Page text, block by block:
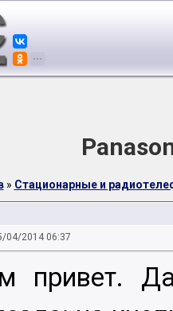
» Стационарные и
04/2014 06:37
привет.